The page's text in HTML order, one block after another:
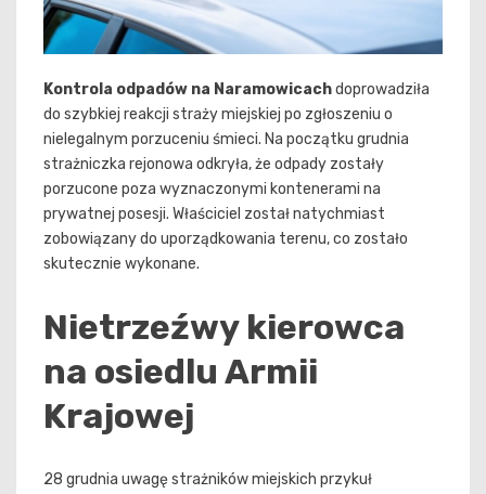
Kontrola odpadów na Naramowicachdoprowadziła
do szybkiej reakcji straży miejskiej po zgłoszeniu o
nielegalnym porzuceniu śmieci. Na początku grudnia
strażniczka rejonowa odkryła, że odpady zostały
porzucone poza wyznaczonymi kontenerami na
prywatnej posesji. Właściciel został natychmiast
zobowiązany do uporządkowania terenu, co zostało
skutecznie wykonane.
Nietrzeźwy kierowca
na osiedlu Armii
Krajowej
28 grudnia uwagę strażników miejskich przykuł